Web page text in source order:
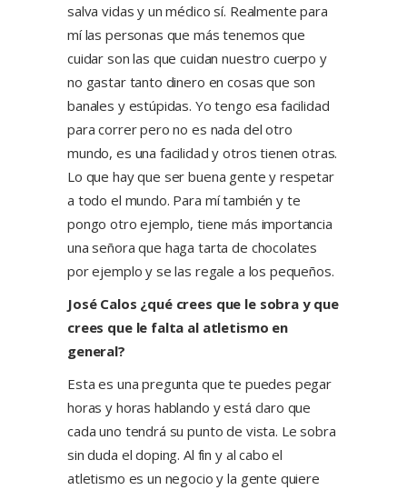
salva vidas y un médico sí. Realmente para
mí las personas que más tenemos que
cuidar son las que cuidan nuestro cuerpo y
no gastar tanto dinero en cosas que son
banales y estúpidas. Yo tengo esa facilidad
para correr pero no es nada del otro
mundo, es una facilidad y otros tienen otras.
Lo que hay que ser buena gente y respetar
a todo el mundo. Para mí también y te
pongo otro ejemplo, tiene más importancia
una señora que haga tarta de chocolates
por ejemplo y se las regale a los pequeños.
José Calos ¿qué crees que le sobra y que
crees que le falta al atletismo en
general?
Esta es una pregunta que te puedes pegar
horas y horas hablando y está claro que
cada uno tendrá su punto de vista. Le sobra
sin duda el doping. Al fin y al cabo el
atletismo es un negocio y la gente quiere